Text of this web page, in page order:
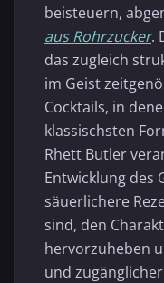
beisteuern,
aus Rohrzucker.
das zugleich
im Geist
Cocktails, in
klassischsten
Rhett Butler
Entwicklung des
säuerlichere
sind, den
hervorzuheben
und